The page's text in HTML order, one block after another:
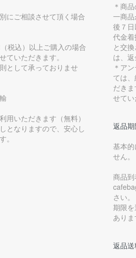
にご相談させて頂く場合
税込）以上ご購入の場合
ていただきます。
として承っておりませ
用いただきます（無料）
となりますので、安心し
。
＊商
一商
後７日
代金
と交
は、返
＊ア
ては
だき
せてい
返品期
基本
せん。
商品
さい。
期限
ありま
返品